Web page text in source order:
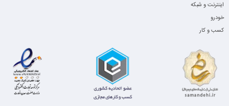
اینترنت و شبکه
خودرو
کسب و کار